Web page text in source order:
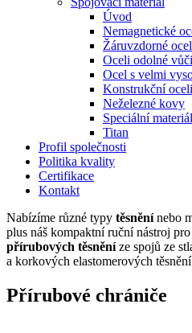
Úvod
Nemagnetické
Žáruvzdorné
Oceli odolné
Ocel s velmi
Konstrukční oceli
Neželezné kovy
Speciální
Titan
Profil společnosti
Politika kvality
Certifikace
Kontakt
Nabízíme různé typy těsněnínebo
plus náš kompaktní ruční nástroj
přírubových těsněníze spojů ze
a korkových elastomerových
Přírubové chrániče